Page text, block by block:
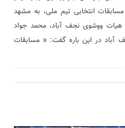
انتخابی تیم ملی، به مشهد
ووشوی نجف آباد، محمد جواد
آباد در این باره گفت: « مسابقات